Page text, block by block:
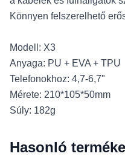
Könnyen felszerelhető
Modell: X3
Anyaga: PU + EVA + TPU
Telefonokhoz: 4,7-6,7"
Mérete: 210*105*50mm
Súly: 182g
Hasonló